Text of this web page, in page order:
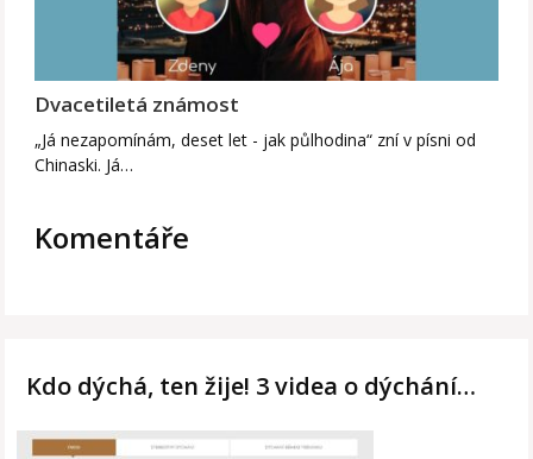
Dvacetiletá známost
„Já nezapomínám, deset let - jak půlhodina“ zní v písni od
Chinaski. Já…
Komentáře
Kdo dýchá, ten žije! 3 videa o dýchání…